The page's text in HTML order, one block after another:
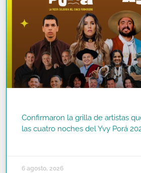
Confirmaron la grilla de artistas
las cuatro noches del Yvy Porá
6 agosto, 2026